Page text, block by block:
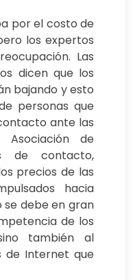
por el costo de
los expertos
Las
dicen que los
bajando y esto
personas que
ante las
de
de contacto,
precios de las
​​hacia
se debe en gran
de los
también al
de Internet que